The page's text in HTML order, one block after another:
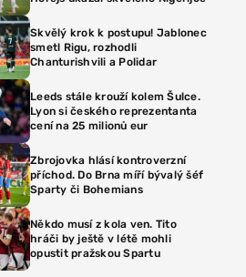
Skvělý krok k postupu! Jablonec
smetl Rigu, rozhodli
Chanturishvili a Polidar
Leeds stále krouží kolem Šulce.
Lyon si českého reprezentanta
cení na 25 milionů eur
Zbrojovka hlásí kontroverzní
příchod. Do Brna míří bývalý šéf
Sparty či Bohemians
Někdo musí z kola ven. Tito
hráči by ještě v létě mohli
opustit pražskou Spartu